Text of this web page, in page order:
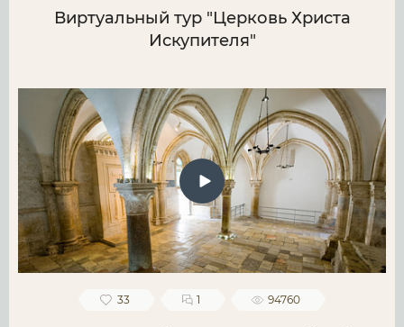
Виртуальный тур "Церковь Христа
Искупителя"
33 1 94760